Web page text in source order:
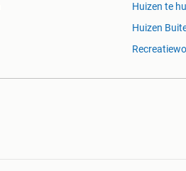
Huizen te
Huizen